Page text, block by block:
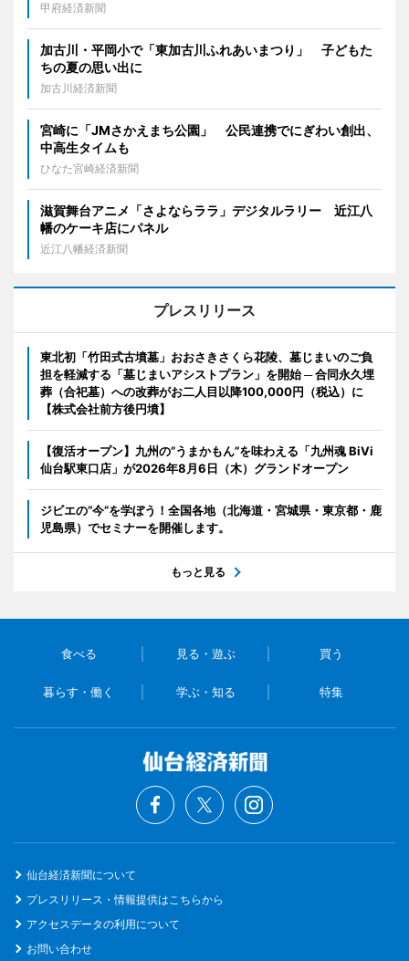
甲府経済新聞
加古川・平岡小で「東加古川ふれあいまつり」 子どもた
ちの夏の思い出に
加古川経済新聞
宮崎に「JMさかえまち公園」 公民連携でにぎわい創出、
中高生タイムも
ひなた宮崎経済新聞
滋賀舞台アニメ「さよならララ」デジタルラリー 近江八
幡のケーキ店にパネル
近江八幡経済新聞
プレスリリース
東北初「竹田式古墳墓」おおさきさくら花陵、墓じまいのご負
担を軽減する「墓じまいアシストプラン」を開始 ─ 合同永久埋
葬（合祀墓）への改葬がお二人目以降100,000円（税込）に
【株式会社前方後円墳】
【復活オープン】九州の”うまかもん”を味わえる「九州魂 BiVi
仙台駅東口店」が2026年8月6日（木）グランドオープン
ジビエの“今”を学ぼう！全国各地（北海道・宮城県・東京都・鹿
児島県）でセミナーを開催します。
もっと見る
食べる 見る・遊ぶ 買う
暮らす・働く 学ぶ・知る 特集
仙台経済新聞について
プレスリリース・情報提供はこちらから
アクセスデータの利用について
お問い合わせ